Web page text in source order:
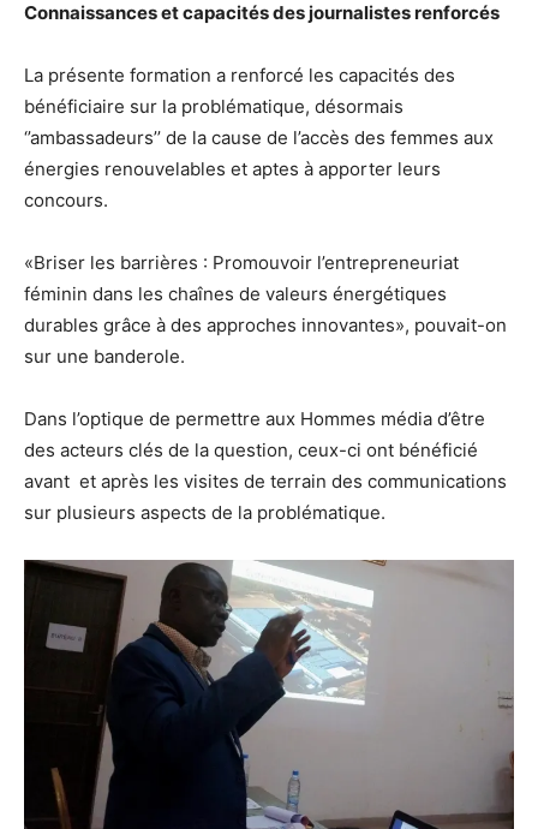
Connaissances et capacités des journalistes renforcés
La présente formation a renforcé les capacités des
bénéficiaire sur la problématique, désormais
‘’ambassadeurs’’ de la cause de l’accès des femmes aux
énergies renouvelables et aptes à apporter leurs
concours.
«Briser les barrières : Promouvoir l’entrepreneuriat
féminin dans les chaînes de valeurs énergétiques
durables grâce à des approches innovantes», pouvait-on
sur une banderole.
Dans l’optique de permettre aux Hommes média d’être
des acteurs clés de la question, ceux-ci ont bénéficié
avant et après les visites de terrain des communications
sur plusieurs aspects de la problématique.